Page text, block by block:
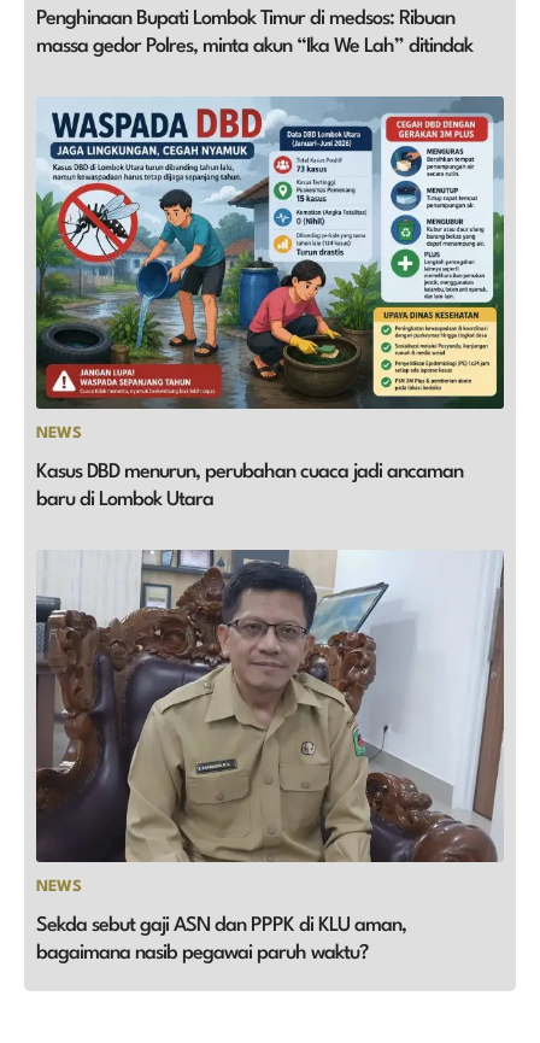
Penghinaan Bupati Lombok Timur di medsos: Ribuan
massa gedor Polres, minta akun “Ika We Lah” ditindak
NEWS
Kasus DBD menurun, perubahan cuaca jadi ancaman
baru di Lombok Utara
NEWS
Sekda sebut gaji ASN dan PPPK di KLU aman,
bagaimana nasib pegawai paruh waktu?